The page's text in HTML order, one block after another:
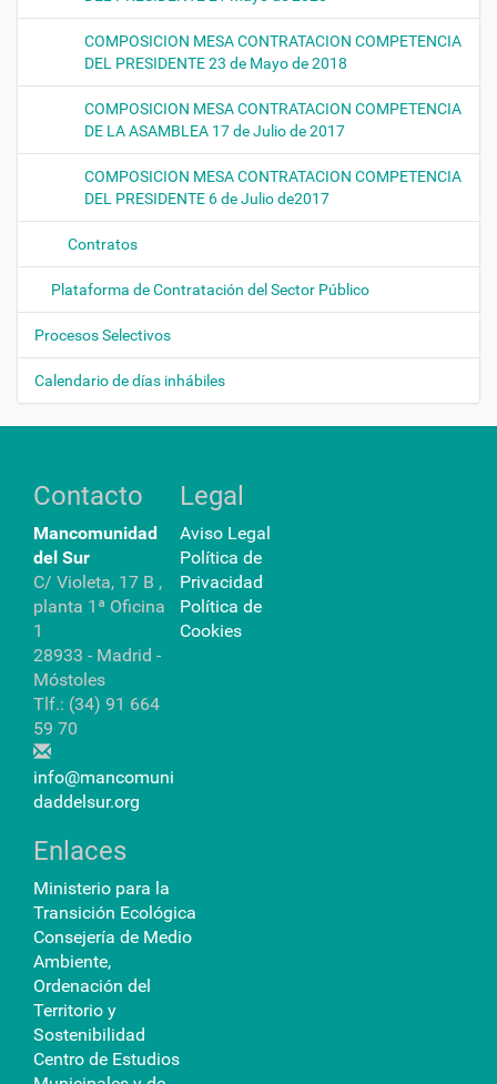
COMPOSICION MESA CONTRATACION COMPETENCIA
DEL PRESIDENTE 23 de Mayo de 2018
COMPOSICION MESA CONTRATACION COMPETENCIA
DE LA ASAMBLEA 17 de Julio de 2017
COMPOSICION MESA CONTRATACION COMPETENCIA
DEL PRESIDENTE 6 de Julio de2017
Contratos
Plataforma de Contratación del Sector Público
Procesos Selectivos
Calendario de días inhábiles
Contacto
Mancomunidad
del Sur
C/ Violeta, 17 B ,
planta 1ª Oficina
1
28933 - Madrid -
Móstoles
Tlf.: (34) 91 664
59 70
info@mancomuni
daddelsur.org
Legal
Aviso Legal
Política de
Privacidad
Política de
Cookies
Enlaces
Ministerio para la
Transición Ecológica
Consejería de Medio
Ambiente,
Ordenación del
Territorio y
Sostenibilidad
Centro de Estudios